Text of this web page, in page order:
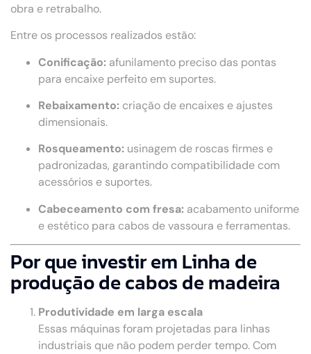
obra e retrabalho.
Entre os processos realizados estão:
Conificação: afunilamento preciso das pontas
para encaixe perfeito em suportes.
Rebaixamento: criação de encaixes e ajustes
dimensionais.
Rosqueamento: usinagem de roscas firmes e
padronizadas, garantindo compatibilidade com
acessórios e suportes.
Cabeceamento com fresa: acabamento uniforme
e estético para cabos de vassoura e ferramentas.
Por que investir em Linha de
produção de cabos de madeira
Produtividade em larga escala
Essas máquinas foram projetadas para linhas
industriais que não podem perder tempo. Com